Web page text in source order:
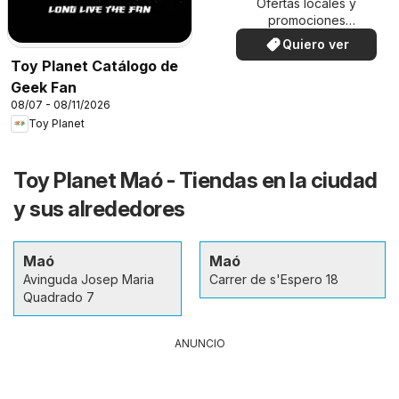
Toy Planet Catálogo de
Geek Fan
08/07 - 08/11/2026
Toy Planet
Ofertas locales y
promociones
especiales.
Quiero ver
Toy Planet Maó - Tiendas en la ciudad
y sus alrededores
Maó
Avinguda Josep Maria
Quadrado 7
Maó
Carrer de s'Espero 18
ANUNCIO